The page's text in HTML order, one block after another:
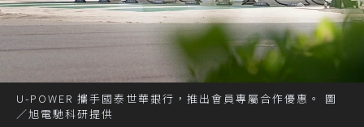
U-POWER 攜手國泰世華銀行，推出會員專屬合作優惠。 圖
／旭電馳科研提供